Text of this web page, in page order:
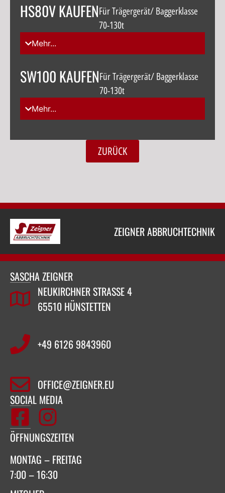
HS80V KAUFENFür Trägergerät/ Baggerklasse
70-130t
Mehr...
SW100 KAUFENFür Trägergerät/ Baggerklasse
70-130t
Mehr...
ZURÜCK
ZEIGNER ABBRUCHTECHNIK
SASCHA ZEIGNER
NEUKIRCHNER STRASSE 4
65510 HÜNSTETTEN
+49 6126 9843960‬
OFFICE@ZEIGNER.EU
SOCIAL MEDIA
ÖFFNUNGSZEITEN
MONTAG – FREITAG
7:00 – 16:30